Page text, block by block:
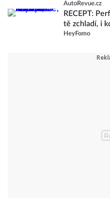
AutoRevue.cz
RECEPT:
tě zchladí, i
HeyFomo